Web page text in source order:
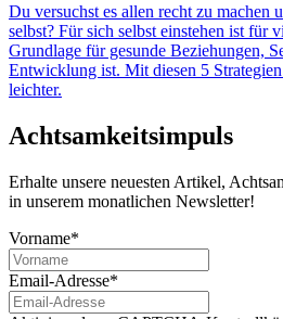
Du versuchst es allen recht zu machen
selbst? Für sich selbst einstehen ist für
Grundlage für gesunde Beziehungen,
Entwicklung ist. Mit diesen 5
leichter.
Achtsamkeitsimpuls
Erhalte unsere neuesten Artikel,
in unserem monatlichen Newsletter!
Vorname*
Email-Adresse*